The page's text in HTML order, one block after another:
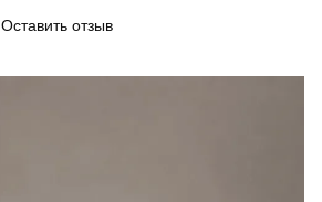
Оставить отзыв